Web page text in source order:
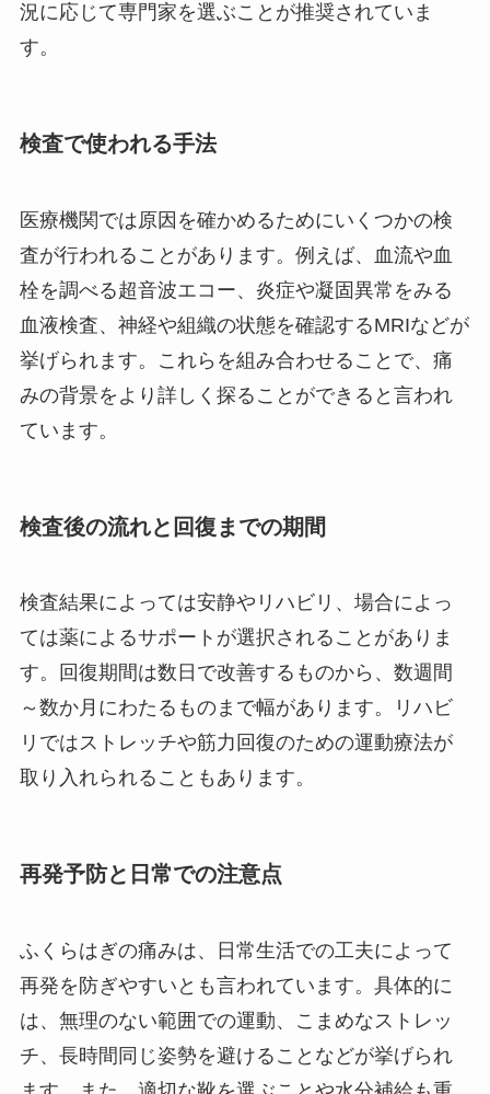
況に応じて専門家を選ぶことが推奨されていま
す。
検査で使われる手法
医療機関では原因を確かめるためにいくつかの検
査が行われることがあります。例えば、血流や血
栓を調べる超音波エコー、炎症や凝固異常をみる
血液検査、神経や組織の状態を確認するMRIなどが
挙げられます。これらを組み合わせることで、痛
みの背景をより詳しく探ることができると言われ
ています。
検査後の流れと回復までの期間
検査結果によっては安静やリハビリ、場合によっ
ては薬によるサポートが選択されることがありま
す。回復期間は数日で改善するものから、数週間
～数か月にわたるものまで幅があります。リハビ
リではストレッチや筋力回復のための運動療法が
取り入れられることもあります。
再発予防と日常での注意点
ふくらはぎの痛みは、日常生活での工夫によって
再発を防ぎやすいとも言われています。具体的に
は、無理のない範囲での運動、こまめなストレッ
チ、長時間同じ姿勢を避けることなどが挙げられ